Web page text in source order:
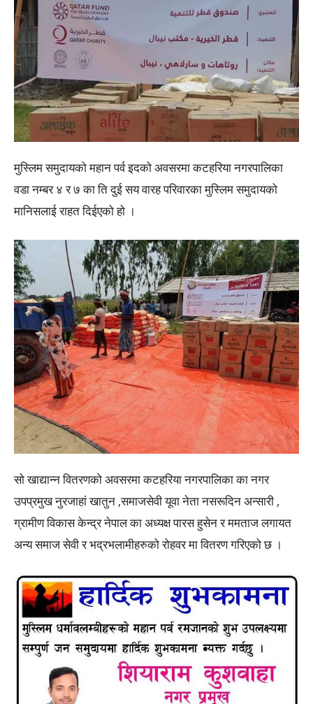
मुस्लिम समुदायको महान पर्व इदको अवसरमा कटहरिया नगरपालिका
वडा नम्बर ४ र ७ का ति दुई सय वारह परिवारका मुस्लिम समुदायको
मानिसलाई राहत दिईएको हो ।
सो खाद्यान्न वितरणको अवसरमा कटहरिया नगरपालिका का नगर
उपप्रमुख नुरजाहां खातुन ,समाजसेवी यूवा नेता नसरूदिन अन्सारी ,
ग्रामीण विकास केन्द्र नेपाल का अध्यक्ष पारस हुसेन र ममताज लगायत
अन्य समाज सेवी र भद्रभलामीहरुको रोहवर मा वितरण गरिएको छ ।